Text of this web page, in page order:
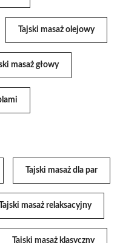
Tajski masaż olejowy
masaż głowy
Tajski masaż dla par
Tajski masaż relaksacyjny
Tajski masaż klasyczny